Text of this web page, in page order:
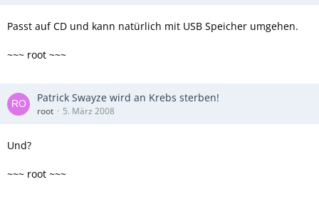
Passt auf CD und kann natürlich mit USB Speicher umgehen.
~~~ root ~~~
Patrick Swayze wird an Krebs sterben!
root 5. März 2008
Und?
~~~ root ~~~